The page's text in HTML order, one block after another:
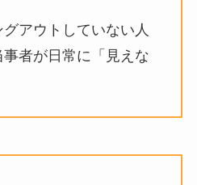
グアウトしていない人
者が日常に「見えな